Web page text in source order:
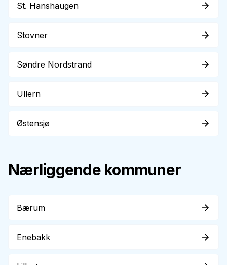
St. Hanshaugen
Stovner
Søndre Nordstrand
Ullern
Østensjø
Nærliggende kommuner
Bærum
Enebakk